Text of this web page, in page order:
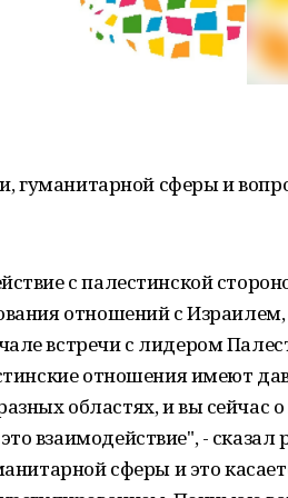
гуманитарной сферы и
с палестинской
отношений с
встречи с лидером
отношения имеют
областях, и вы сейчас о
взаимодействие", - сказал
сферы и это